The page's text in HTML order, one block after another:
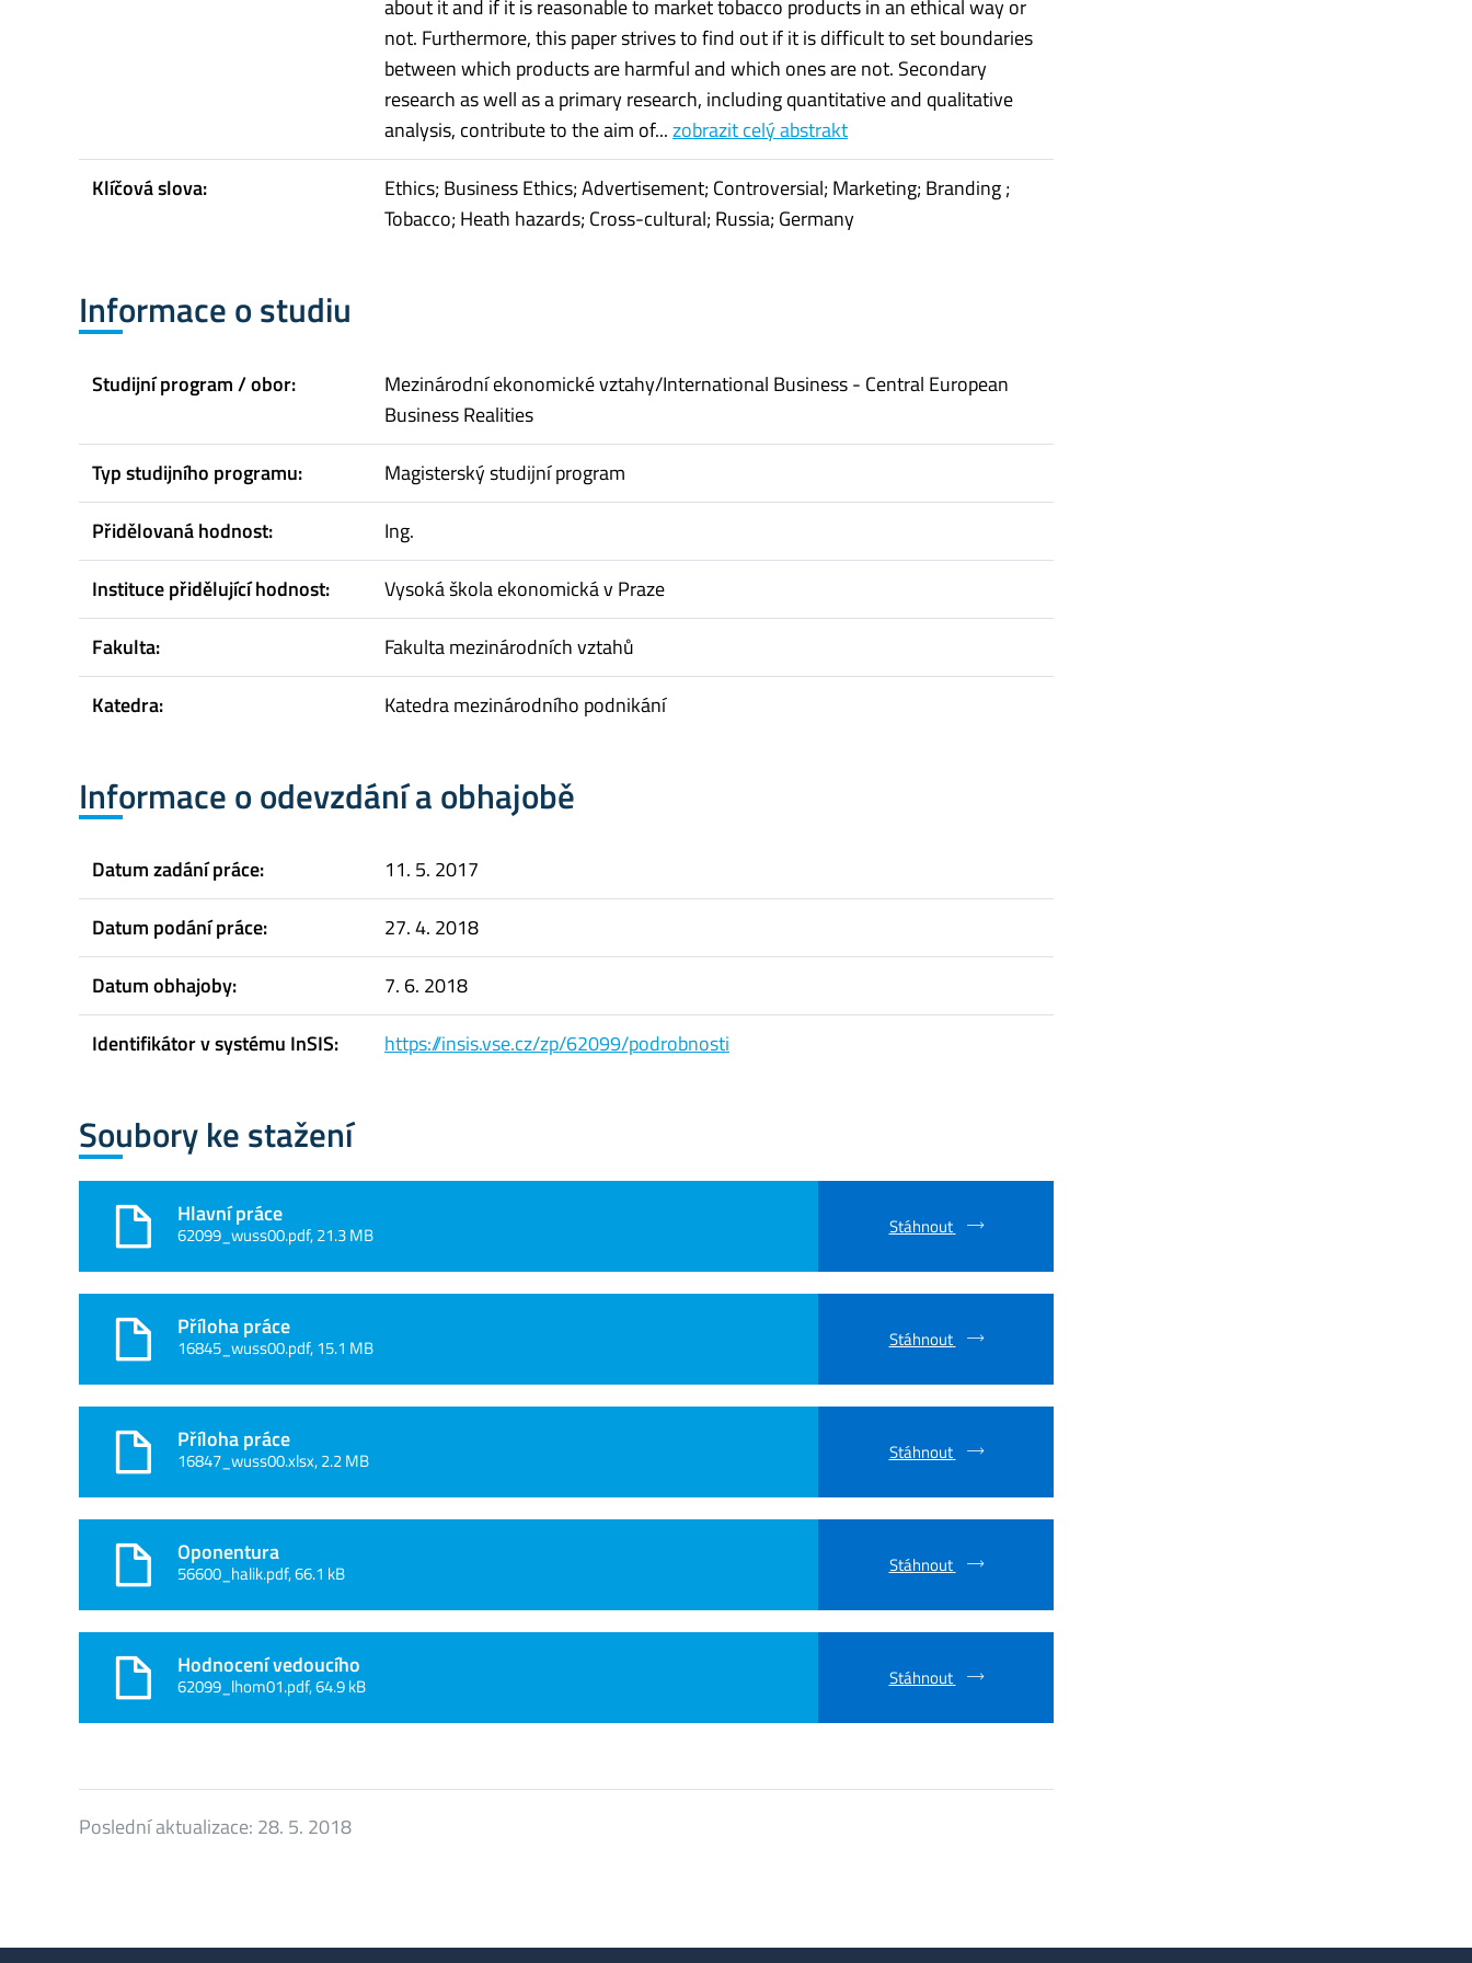
about it and if it is reasonable to market tobacco products in an ethical way or
not. Furthermore, this paper strives to find out if it is difficult to set boundaries
between which products are harmful and which ones are not. Secondary
research as well as a primary research, including quantitative and qualitative
analysis, contribute to the aim of...zobrazit celý abstrakt
Klíčová slova:
Ethics; Business Ethics; Advertisement; Controversial; Marketing; Branding ;
Tobacco; Heath hazards; Cross-cultural; Russia; Germany
Informace o studiu
Studijní program / obor:
Mezinárodní ekonomické vztahy/International Business - Central European
Business Realities
Typ studijního programu:
Magisterský studijní program
Přidělovaná hodnost:
Ing.
Instituce přidělující hodnost:
Vysoká škola ekonomická v Praze
Fakulta:
Fakulta mezinárodních vztahů
Katedra:
Katedra mezinárodního podnikání
Informace o odevzdání a obhajobě
Datum zadání práce:
11. 5. 2017
Datum podání práce:
27. 4. 2018
Datum obhajoby:
7. 6. 2018
Identifikátor v systému InSIS:
https://insis.vse.cz/zp/62099/podrobnosti
Soubory ke stažení
Hlavní práce
62099_wuss00.pdf, 21.3 MB Stáhnout
Příloha práce
16845_wuss00.pdf, 15.1 MB Stáhnout
Příloha práce
16847_wuss00.xlsx, 2.2 MB Stáhnout
Oponentura
56600_halik.pdf, 66.1 kB Stáhnout
Hodnocení vedoucího
62099_lhom01.pdf, 64.9 kB Stáhnout
Poslední aktualizace: 28. 5. 2018